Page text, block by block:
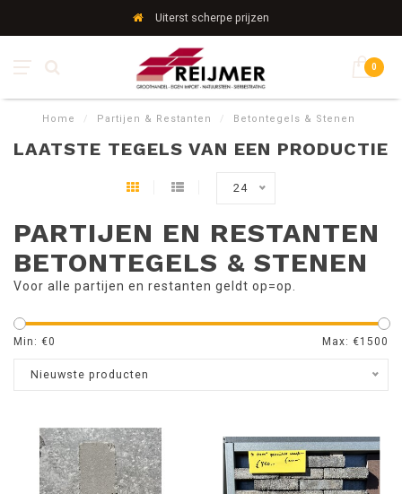
Uiterst scherpe prijzen
0
Home / Partijen & Restanten / Betontegels & Stenen
LAATSTE TEGELS VAN EEN PRODUCTIE
24
PARTIJEN EN RESTANTEN
BETONTEGELS & STENEN
Voor alle partijen en restanten geldt op=op.
Min: €0 Max: €1500
Nieuwste producten